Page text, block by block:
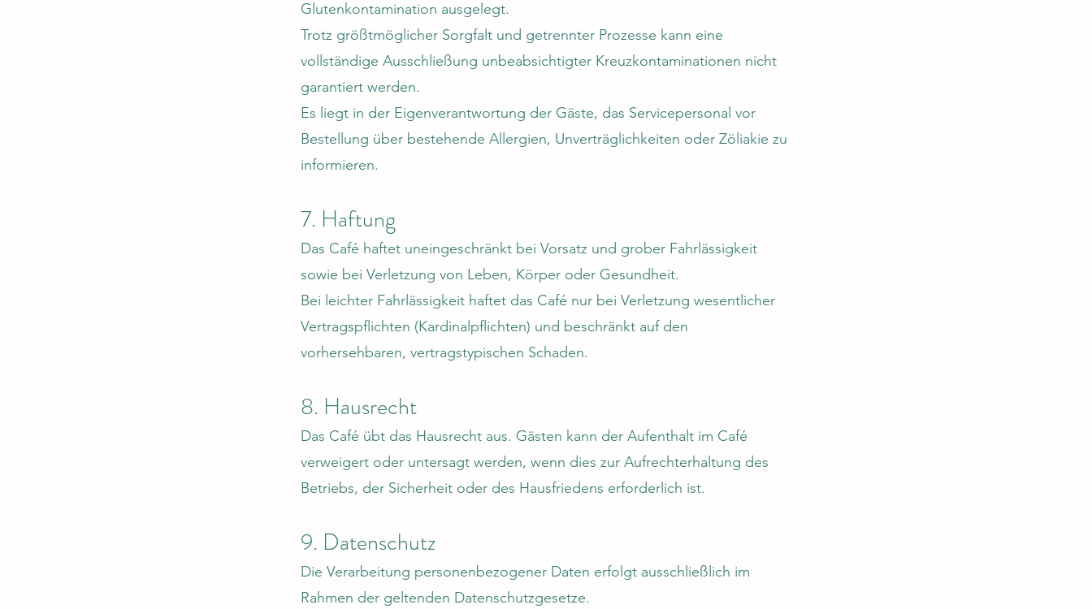
Glutenkontamination ausgelegt.
Trotz größtmöglicher Sorgfalt und getrennter Prozesse kann eine
vollständige Ausschließung unbeabsichtigter Kreuzkontaminationen nicht
garantiert werden.
Es liegt in der Eigenverantwortung der Gäste, das Servicepersonal vor
Bestellung über bestehende Allergien, Unverträglichkeiten oder Zöliakie zu
informieren.
7. Haftung
Das Café haftet uneingeschränkt bei Vorsatz und grober Fahrlässigkeit
sowie bei Verletzung von Leben, Körper oder Gesundheit.
Bei leichter Fahrlässigkeit haftet das Café nur bei Verletzung wesentlicher
Vertragspflichten (Kardinalpflichten) und beschränkt auf den
vorhersehbaren, vertragstypischen Schaden.
8. Hausrecht
Das Café übt das Hausrecht aus. Gästen kann der Aufenthalt im Café
verweigert oder untersagt werden, wenn dies zur Aufrechterhaltung des
Betriebs, der Sicherheit oder des Hausfriedens erforderlich ist.
9. Datenschutz
Die Verarbeitung personenbezogener Daten erfolgt ausschließlich im
Rahmen der geltenden Datenschutzgesetze.